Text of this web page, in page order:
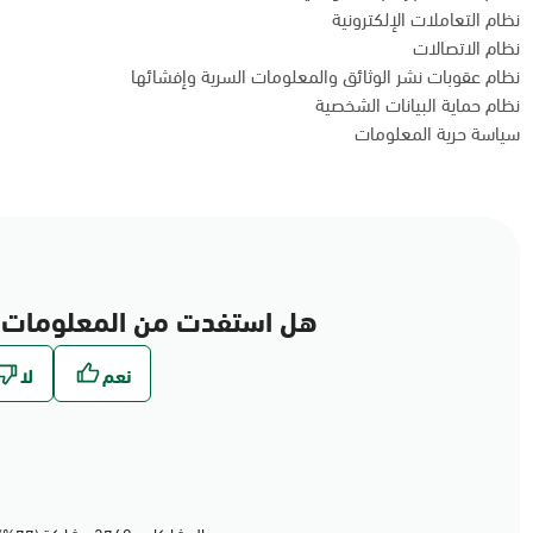
نظام التعاملات الإلكترونية
نظام الاتصالات
نظام عقوبات نشر الوثائق والمعلومات السرية وإفشائها
نظام حماية البيانات الشخصية
سياسة حرية المعلومات
هل استفدت من